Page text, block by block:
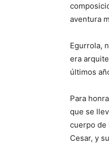
aventura
Egurrola,
era
últimos
Para
que se
cuerpo de
Cesar, y